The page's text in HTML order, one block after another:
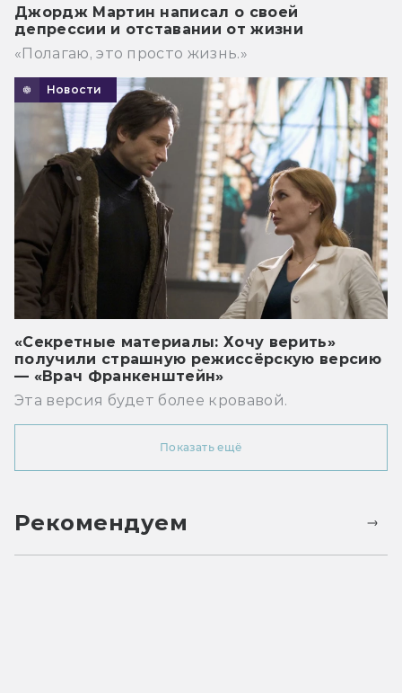
Джордж Мартин написал о своей
депрессии и отставании от жизни
«Полагаю, это просто жизнь.»
Новости
«Секретные материалы: Хочу верить»
получили страшную режиссёрскую версию
— «Врач Франкенштейн»
Эта версия будет более кровавой.
Показать ещё
Рекомендуем